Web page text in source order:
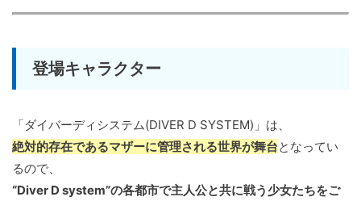
登場キャラクター
「ダイバーディシステム(DIVER D SYSTEM)」は、
絶対的存在であるマザーに管理される世界が舞台となってい
るので、
“Diver D system”の各都市で主人公と共に戦う少女たちをご